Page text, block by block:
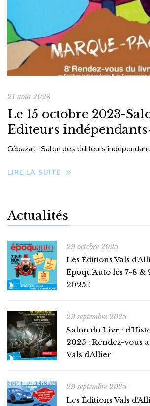
21 août 2023
Le 15 octobre 2023-
Editeurs
Cébazat- Salon des éditeurs
LIRE LA SUITE
Actualités
29 octobre 2025
Les Éditions Vals
Époqu’Auto les 7-8 &
2025 !
29 septembre 2025
Salon du Livre
2025 : Rendez-vous
Vals d’Allier
29 septembre 2025
Les Éditions Vals